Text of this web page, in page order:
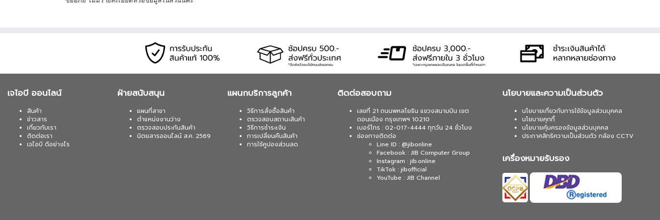
เมื่อซื้อพร้อมคอมเซ็ต ลดทันที 430 บาท จากปกติ 2,590 บาท เหลือเพียง 2,160 บาท UPS
เมื่อซื้อพร้อมคอมเซ็ต ลดทันที 600 บาท จากปกติ 4,890 บาท เหลือเพียง 4,290 บาท UPS
SYNDOME (ECO II 1500 LCD) 1500VA/900WATT (1 เซ็ต ต่อ 1 อัน) สนใจโปรโมชั่นนี้ ติดต่อ
เจไอบี ออนไลน์
สินค้า
ข่าวสาร
เกี่ยวกับเรา
ติดต่อเรา
เจไอบี ดีอย่างไร
ฝ่ายสนับสนุน
แผนที่สาขา
ตำแหน่งงานว่าง
ตรวจสอบประกันสินค้า
นิตยสารออนไลน์ ส.ค. 2569
แผนกบริการลูกค้า
วิธีการสั่งซื้อสินค้า
ตรวจสอบสถานะสินค้า
วิธีการชำระเงิน
การเปลี่ยนคืนสินค้า
การใช้คูปองส่วนลด
ติดต่อสอบถาม
เลขที่ 21 ถนนพหลโยธิน แขวงสนามบิน เขต
ดอนเมือง กรุงเทพฯ 10210
เบอร์โทร : 02-017-4444 ทุกวัน 24 ชั่วโมง
ช่องทางติดต่อ
Line ID : @jibonline
Facebook : JIB Computer Group
Instagram : jib.online
TikTok : jibofficial
YouTube : JIB Channel
นโยบายและความเป็นส่วนตัว
นโยบายเกี่ยวกับการใช้ข้อมูลส่วนบุคคล
นโยบายคุกกี้
นโยบายคุ้มครองข้อมูลส่วนบุคคล
ประกาศสิทธิความเป็นส่วนตัว กล้อง CCTV
เครื่องหมายรับรอง